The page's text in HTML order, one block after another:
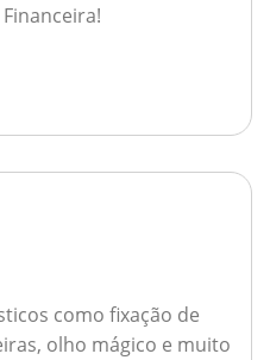
como fixação de
olho mágico e muito